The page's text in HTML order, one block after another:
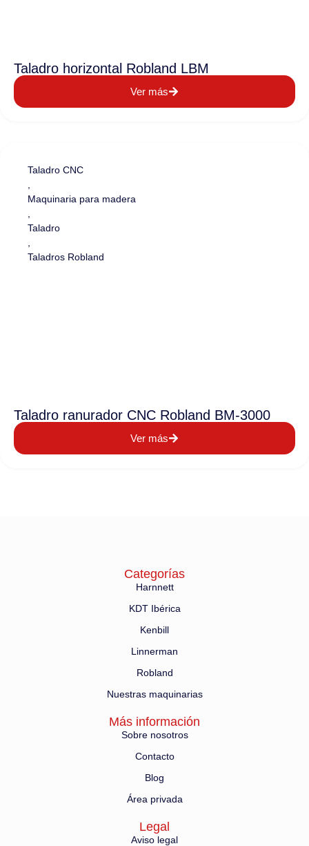
Taladro horizontal Robland LBM
Ver más
Taladro CNC
Maquinaria para madera
Taladro
Taladros Robland
Taladro ranurador CNC Robland BM-3000
Ver más
Categorías
Harnnett
KDT Ibérica
Kenbill
Linnerman
Robland
Nuestras maquinarias
Más información
Sobre nosotros
Contacto
Blog
Área privada
Legal
Aviso legal